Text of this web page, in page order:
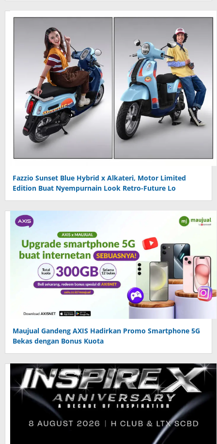
Fazzio Sunset Blue Hybrid x Alkateri, Motor Limited
Edition Buat Nyempurnain Look Retro-Future Lo
Maujual Gandeng AXIS Hadirkan Promo Smartphone 5G
Bekas dengan Bonus Kuota